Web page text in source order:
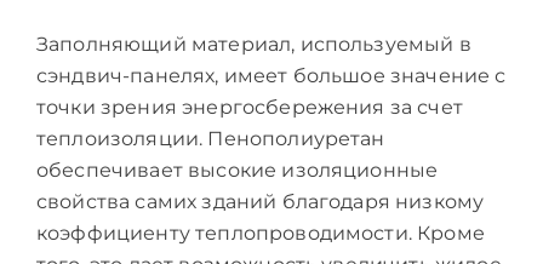
Заполняющий материал, используемый в
сэндвич-панелях, имеет большое значение с
точки зрения энергосбережения за счет
теплоизоляции. Пенополиуретан
обеспечивает высокие изоляционные
свойства самих зданий благодаря низкому
коэффициенту теплопроводимости. Кроме